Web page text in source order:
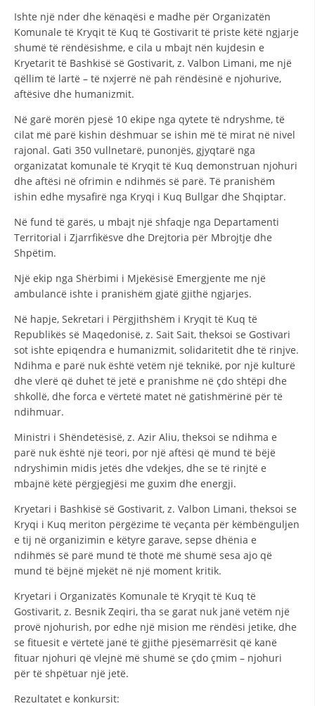
ORGANIZIMI DHE ZHVILLIMI
BORDI DREJTUES
KUVENDI
NIVELI I STRUKTURËS ORGANIZATIVE
DISEMINIMI
DREJTA NDERKOMBETARE HUMANITARE
PROMOVIMI I VLERAVE HUMANE
PËRDORIMIN DHE MBROJTJEN E STEMËS
SOCIALO-HUMANITARE
PËRGATITSHMËRI DHE VEPRIM GJATË KATASTROFAVE
STACIONIN E UJIT SHPËTIMIT – VODNO
EOK E CK
PROJEKTE
HULUMTIMI I OPINIONIT PUBLIK
BASHKËPUNIM NDËRKOMBËTAR
PROJEKTE
SHËRBIMI PËR KËRKIM
VEPRIMTARI SHËNDETËSORE PREVENTIVE
DHURIMI I GJAKUT
MENAXHIM ME VULLNETARË
Ishte një nder dhe kënaqësi e madhe për Organizatën
Komunale të Kryqit të Kuq të Gostivarit të priste këtë ngjarje
shumë të rëndësishme, e cila u mbajt nën kujdesin e
Kryetarit të Bashkisë së Gostivarit, z. Valbon Limani, me një
qëllim të lartë – të nxjerrë në pah rëndësinë e njohurive,
aftësive dhe humanizmit.
Në garë morën pjesë 10 ekipe nga qytete të ndryshme, të
cilat më parë kishin dëshmuar se ishin më të mirat në nivel
rajonal. Gati 350 vullnetarë, punonjës, gjyqtarë nga
organizatat komunale të Kryqit të Kuq demonstruan njohuri
dhe aftësi në ofrimin e ndihmës së parë. Të pranishëm
ishin edhe mysafirë nga Kryqi i Kuq Bullgar dhe Shqiptar.
Në fund të garës, u mbajt një shfaqje nga Departamenti
Territorial i Zjarrfikësve dhe Drejtoria për Mbrojtje dhe
Shpëtim.
Një ekip nga Shërbimi i Mjekësisë Emergjente me një
ambulancë ishte i pranishëm gjatë gjithë ngjarjes.
Në hapje, Sekretari i Përgjithshëm i Kryqit të Kuq të
Republikës së Maqedonisë, z. Sait Sait, theksoi se Gostivari
sot ishte epiqendra e humanizmit, solidaritetit dhe të rinjve.
Ndihma e parë nuk është vetëm një teknikë, por një kulturë
dhe vlerë që duhet të jetë e pranishme në çdo shtëpi dhe
shkollë, dhe forca e vërtetë matet në gatishmërinë për të
ndihmuar.
Ministri i Shëndetësisë, z. Azir Aliu, theksoi se ndihma e
parë nuk është një teori, por një aftësi që mund të bëjë
ndryshimin midis jetës dhe vdekjes, dhe se të rinjtë e
mbajnë këtë përgjegjësi me guxim dhe energji.
Kryetari i Bashkisë së Gostivarit, z. Valbon Limani, theksoi se
Kryqi i Kuq meriton përgëzime të veçanta për këmbënguljen
e tij në organizimin e këtyre garave, sepse dhënia e
ndihmës së parë mund të thotë më shumë sesa ajo që
mund të bëjnë mjekët në një moment kritik.
Kryetari i Organizatës Komunale të Kryqit të Kuq të
Gostivarit, z. Besnik Zeqiri, tha se garat nuk janë vetëm një
provë njohurish, por edhe një mision me rëndësi jetike, dhe
se fituesit e vërtetë janë të gjithë pjesëmarrësit që kanë
fituar njohuri që vlejnë më shumë se çdo çmim – njohuri
për të shpëtuar një jetë.
Rezultatet e konkursit: